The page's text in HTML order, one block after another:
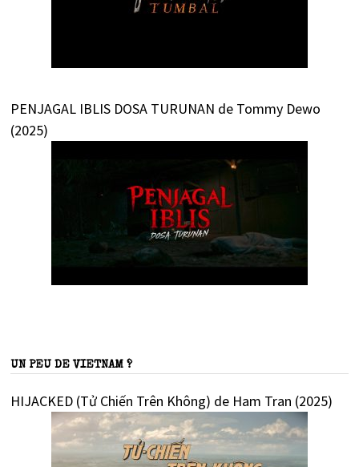
PENJAGAL IBLIS DOSA TURUNAN de Tommy Dewo
(2025)
UN PEU DE VIETNAM ?
HIJACKED (Tử Chiến Trên Không) de Ham Tran (2025)